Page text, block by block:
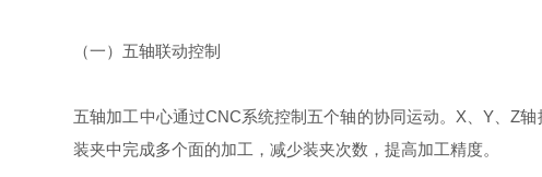
（一）五轴联动控制
五轴加工中心通过CNC系统控制五个轴的协同运动。X、Y、Z
装夹中完成多个面的加工，减少装夹次数，提高加工精度。